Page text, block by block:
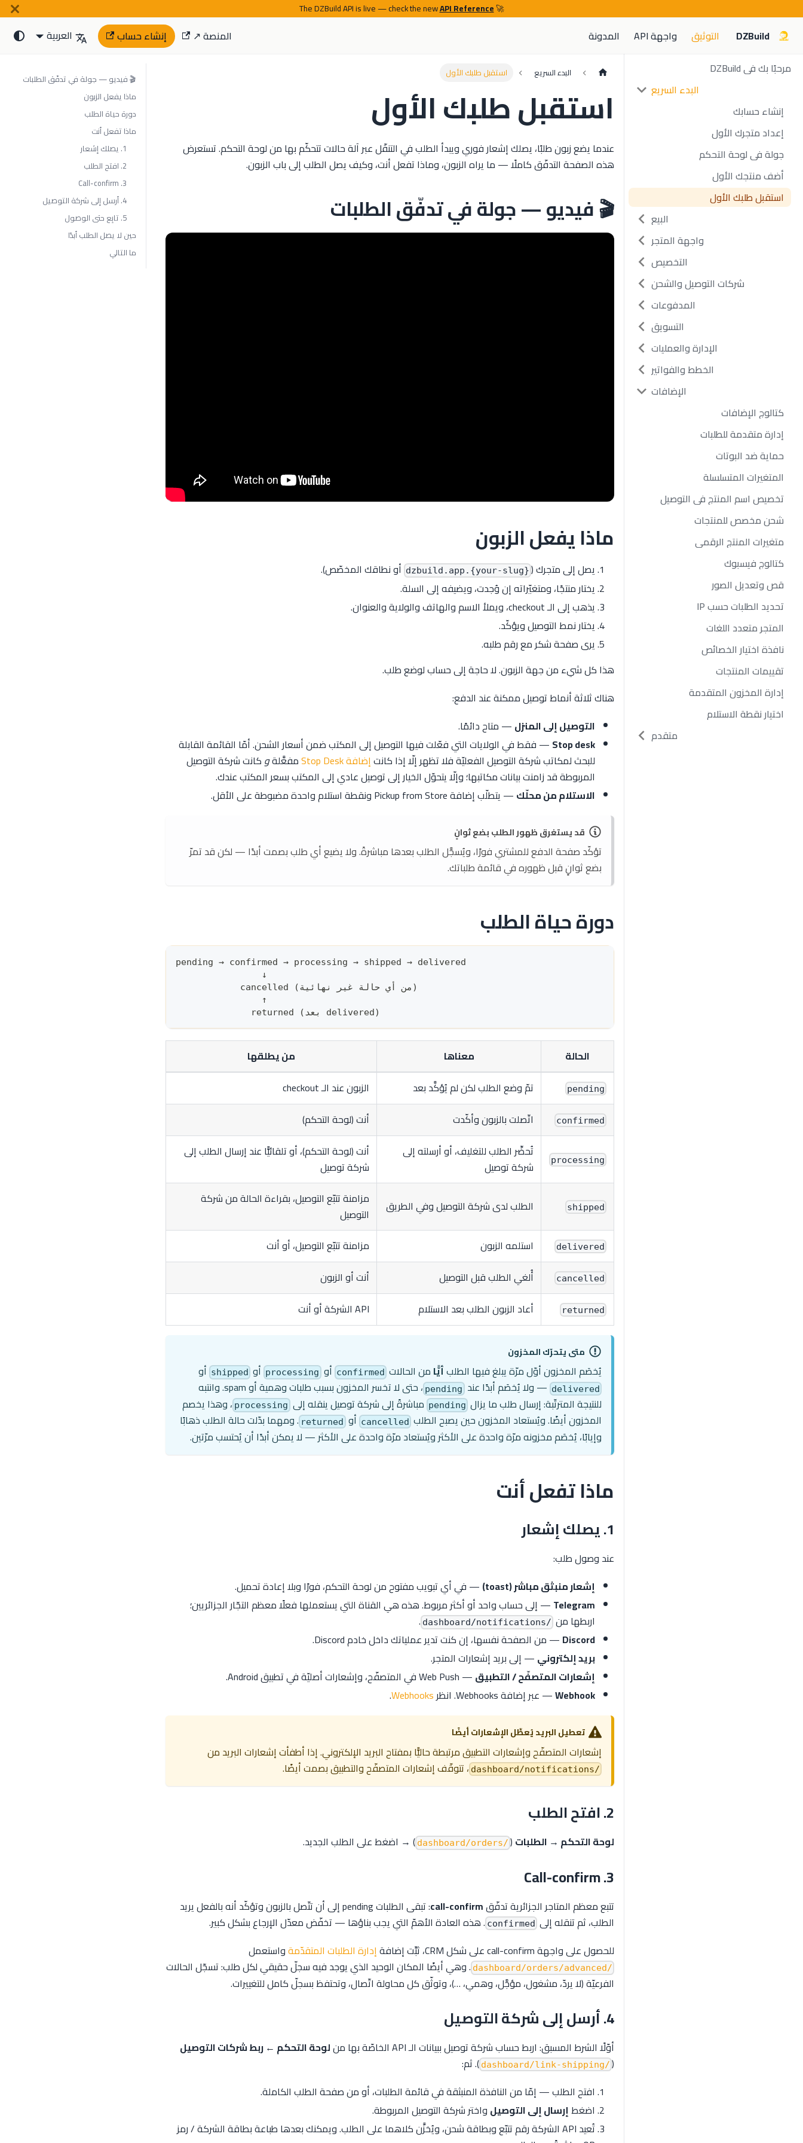
🚀 The DZBuild API is live — check the new
API Reference
DZBuild التوثيق واجهة API المدونة المنصة ↗ إنشاء حساب
العربية
مرحبًا بك في DZBuild
البدء السريع
إنشاء حسابك
إعداد متجرك الأول
جولة في لوحة التحكم
أضف منتجك الأول
استقبل طلبك الأول
البيع
واجهة المتجر
التخصيص
شركات التوصيل والشحن
المدفوعات
التسويق
الإدارة والعمليات
الخطط والفواتير
الإضافات
كتالوج الإضافات
إدارة متقدمة للطلبات
حماية ضد البوتات
المتغيرات المتسلسلة
تخصيص اسم المنتج في التوصيل
شحن مخصص للمنتجات
متغيرات المنتج الرقمي
كتالوج فيسبوك
قص وتعديل الصور
تحديد الطلبات حسب IP
المتجر متعدد اللغات
نافذة اختيار الخصائص
تقييمات المنتجات
إدارة المخزون المتقدمة
اختيار نقطة الاستلام
متقدم
البدء السريع استقبل طلبك الأول
استقبل طلبك الأول
عندما يضع زبون طلبًا، يصلك إشعار فوري ويبدأ الطلب في التنقّل عبر آلة حالات تتحكّم بها من لوحة التحكم. تستعرض
هذه الصفحة التدفّق كاملًا — ما يراه الزبون، وماذا تفعل أنت، وكيف يصل الطلب إلى باب الزبون.
🎬 فيديو — جولة في تدفّق الطلبات
ماذا يفعل الزبون
يصل إلى متجرك ( {your-slug}.dzbuild.app
أو نطاقك المخصّص).
يختار منتجًا، ومتغيّراته إن وُجدت، ويضيفه إلى السلة.
يذهب إلى الـ checkout، ويملأ الاسم والهاتف والولاية والعنوان.
يختار نمط التوصيل ويؤكّد.
يرى صفحة شكر مع رقم طلبه.
هذا كل شيء من جهة الزبون. لا حاجة إلى حساب لوضع طلب.
هناك ثلاثة أنماط توصيل ممكنة عند الدفع:
التوصيل إلى المنزل — متاح دائمًا.
Stop desk — فقط في الولايات التي فعّلت فيها التوصيل إلى المكتب ضمن أسعار الشحن. أمّا القائمة القابلة
للبحث لمكاتب شركة التوصيل الفعليّة فلا تظهر إلّا إذا كانتإضافة Stop Desk مفعَّلةو كانت شركة التوصيل
المربوطة قد زامنت بيانات مكاتبها؛ وإلّا يتحوّل الخيار إلى توصيل عادي إلى المكتب بسعر المكتب عندك.
الاستلام من محلّك — يتطلّب إضافة Pickup from Store ونقطة استلام واحدة مضبوطة على الأقل.
قد يستغرق ظهور الطلب بضع ثوانٍ
تؤكّد صفحة الدفع للمشتري فورًا، ويُسجَّل الطلب بعدها مباشرةً. ولا يضيع أي طلب بصمت أبدًا — لكن قد تمرّ
بضع ثوانٍ قبل ظهوره في قائمة طلباتك.
دورة حياة الطلب
pending → confirmed → processing → shipped → delivered
                ↓
            cancelled (من أي حالة غير نهائية)
                ↑
              returned (بعد delivered)
الحالة معناها من يطلقها
pending تمّ وضع الطلب لكن لم يُؤكَّد بعد الزبون عند الـ checkout
confirmed اتّصلت بالزبون وأكّدت أنت (لوحة التحكم)
processing
تُحضِّر الطلب للتغليف، أو أرسلته إلى
شركة توصيل
أنت (لوحة التحكم)، أو تلقائيًّا عند إرسال الطلب إلى
شركة توصيل
shipped الطلب لدى شركة التوصيل وفي الطريق
مزامنة تتبّع التوصيل، بقراءة الحالة من شركة
التوصيل
delivered استلمه الزبون مزامنة تتبّع التوصيل، أو أنت
cancelled أُلغي الطلب قبل التوصيل أنت أو الزبون
returned أعاد الزبون الطلب بعد الاستلام API الشركة أو أنت
متى يتحرّك المخزون
يُخصَم المخزون أوّل مرّة يبلغ فيها الطلبأيًّا من الحالات confirmed أو processing أو shipped أو
delivered — ولا يُخصَم أبدًا عند pending
، حتى لا تخسر المخزون بسبب طلبات وهمية أو spam. وانتبه
للنتيجة المترتّبة: إرسال طلب ما يزال pending مباشرةً إلى شركة توصيل ينقله إلى processing ، وهذا يخصم
المخزون أيضًا. ويُستعاد المخزون حين يصبح الطلب cancelled أو returned . ومهما بدّلت حالة الطلب ذهابًا
وإيابًا، يُخصَم مخزونه مرّة واحدة على الأكثر ويُستعاد مرّة واحدة على الأكثر — لا يمكن أبدًا أن يُحتسب مرّتين.
ماذا تفعل أنت
1. يصلك إشعار
عند وصول طلب:
إشعار منبثق مباشر (toast)
— في أي تبويب مفتوح من لوحة التحكم، فورًا وبلا إعادة تحميل.
Telegram — إلى حساب واحد أو أكثر مربوط. هذه هي القناة التي يستعملها فعلًا معظم التجّار الجزائريين؛
اربطها من /dashboard/notifications
.
Discord — من الصفحة نفسها، إن كنت تدير عملياتك داخل خادم Discord.
بريد إلكتروني — إلى بريد إشعارات المتجر.
إشعارات المتصفّح / التطبيق — Web Push في المتصفّح، وإشعارات أصليّة في تطبيق Android.
Webhook— عبر إضافة Webhooks. انظر Webhooks
.
تعطيل البريد يُعطِّل الإشعارات أيضًا
إشعارات المتصفّح وإشعارات التطبيق مرتبطة حاليًّا بمفتاح البريد الإلكتروني. إذا أطفأت إشعارات البريد من
/dashboard/notifications ، تتوقّف إشعارات المتصفّح والتطبيق بصمت أيضًا.
2. افتح الطلب
لوحة التحكم → الطلبات (
/dashboard/orders ) → اضغط على الطلب الجديد.
3. Call-confirm
تتبع معظم المتاجر الجزائرية تدفّقcall-confirm
: تبقى الطلبات pending إلى أن تتّصل بالزبون وتؤكّد أنه بالفعل يريد
الطلب، ثم تنقله إلى confirmed . هذه العادة الأهمّ التي يجب بناؤها — تخفّض معدّل الإرجاع بشكل كبير.
للحصول على واجهة call-confirm على شكل CRM، ثبِّت إضافة
إدارة الطلبات المتقدّمةواستعمل
/dashboard/orders/advanced
. وهي أيضًا المكان الوحيد الذي يوجد فيه سجلّ حقيقي لكل طلب: تسجّل الحالات
الفرعيّة (لا يردّ، مشغول، مؤجَّل، وهمي، …)، وتوثّق كل محاولة اتّصال، وتحتفظ بسجلّ كامل للتغييرات.
4. أرسل إلى شركة التوصيل
أوّلًا الشرط المسبق: اربط حساب شركة توصيل ببيانات الـ API الخاصّة بها من
لوحة التحكم ← ربط شركات التوصيل
(
/dashboard/link-shipping
). ثم:
افتح الطلب — إمّا من النافذة المنبثقة في قائمة الطلبات، أو من صفحة الطلب الكاملة.
اضغطإرسال إلى التوصيل واختر شركة التوصيل المربوطة.
تُعيد API الشركة رقم تتبّع وبطاقة شحن، ويُخزَّن كلاهما على الطلب. ويمكنك بعدها طباعة بطاقة الشركة / رمز
🎬 فيديو — جولة في تدفّق الطلبات
ماذا يفعل الزبون
دورة حياة الطلب
ماذا تفعل أنت
1. يصلك إشعار
2. افتح الطلب
3. Call-confirm
4. أرسل إلى شركة التوصيل
5. تابِع حتى الوصول
حين لا يصل الطلب أبدًا
ما التالي